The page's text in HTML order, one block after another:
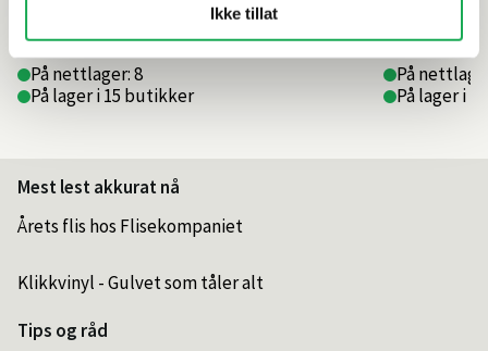
Ikke tillat
På nettlager: 8
På lager i 15 butikker
På
På lager i
Mest lest akkurat nå
Årets flis hos Flisekompaniet
Klikkvinyl - Gulvet som tåler alt
Tips og råd